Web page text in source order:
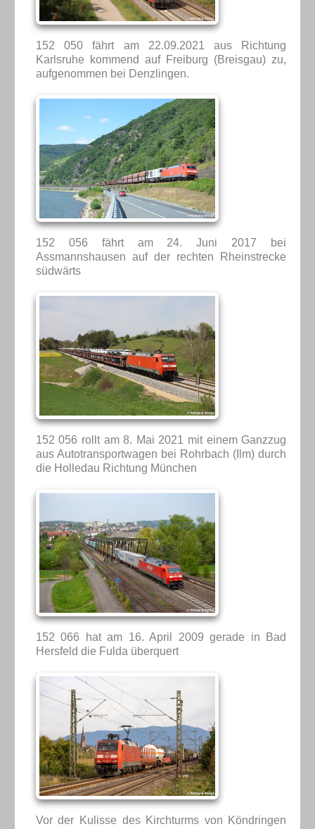
152 050 fährt am 22.09.2021 aus Richtung
Karlsruhe kommend auf Freiburg (Breisgau) zu,
aufgenommen bei Denzlingen.
152 056 fährt am 24. Juni 2017 bei
Assmannshausen auf der rechten Rheinstrecke
südwärts
152 056 rollt am 8. Mai 2021 mit einem Ganzzug
aus Autotransportwagen bei Rohrbach (Ilm) durch
die Holledau Richtung München
152 066 hat am 16. April 2009 gerade in Bad
Hersfeld die Fulda überquert
Vor der Kulisse des Kirchturms von Köndringen